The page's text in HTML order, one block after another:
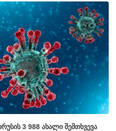
3 988 ახალი შემთხვევა